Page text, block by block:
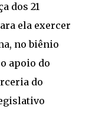
dos 21
ela exercer
no biênio
apoio do
do